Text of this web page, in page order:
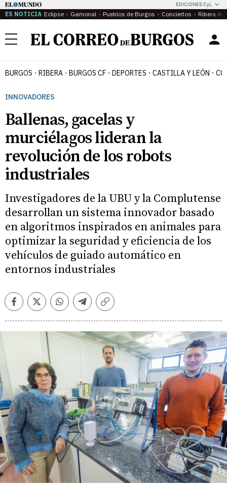
EDICIONES CyL
ES NOTICIA Eclipse Gamonal Pueblos de Burgos Conciertos Ribera del
Menú
BURGOS RIBERA BURGOS CF DEPORTES CASTILLA Y LEÓN
INNOVADORES
Ballenas, gacelas y
murciélagos lideran la
revolución de los robots
industriales
Investigadores de la UBU y la Complutense
desarrollan un sistema innovador basado
en algoritmos inspirados en animales para
optimizar la seguridad y eficiencia de los
vehículos de guiado automático en
entornos industriales
FacebookTwitterWhatsappTelegramCopiar